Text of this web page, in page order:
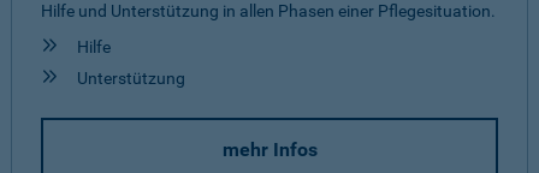
Hilfe und Unterstützung in allen Phasen einer Pflegesituation.
Hilfe
Unterstützung
mehr Infos